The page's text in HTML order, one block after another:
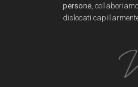
persone ,
dislocati